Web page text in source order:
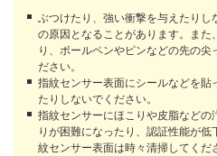
ぶつけたり、強い衝撃を与えたりし
の原因となることがあります。また
り、ボールペンやピンなどの先の尖
ださい。
指紋センサー表面にシールなどを貼
たりしないでください。
指紋センサーにほこりや皮脂などの
りが困難になったり、認証性能が
紋センサー表面は時々清掃してくだ